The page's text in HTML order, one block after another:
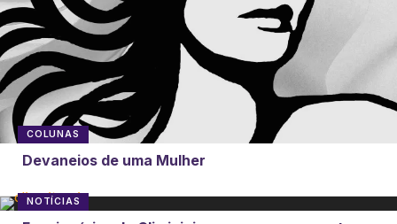
COLUNAS
Devaneios de uma Mulher
NOTÍCIAS